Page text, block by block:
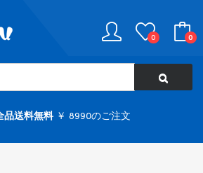
0 0
品送料無料￥ 8990のご注文